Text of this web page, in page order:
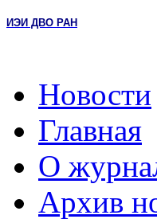
ИЭИ ДВО РАН
Новости
Главная
О
Архив